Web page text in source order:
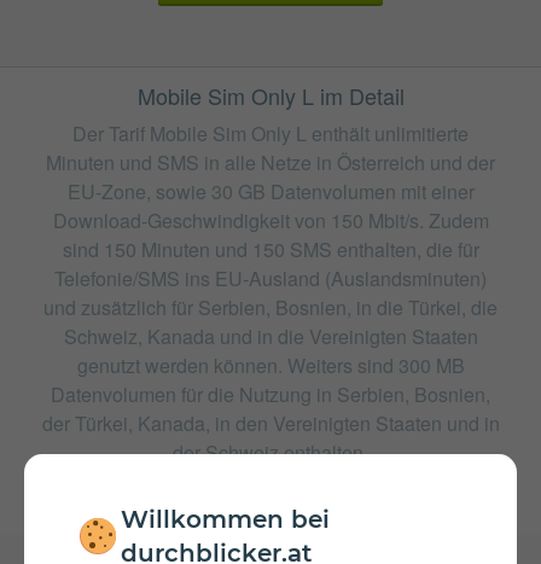
Willkommen bei
durchblicker.at
Mobile Sim Only L im Detail
Der Tarif Mobile Sim Only L enthält unlimitierte
Minuten und SMS in alle Netze in Österreich und der
EU-Zone, sowie 30 GB Datenvolumen mit einer
Download-Geschwindigkeit von 150 Mbit/s. Zudem
sind 150 Minuten und 150 SMS enthalten, die für
Telefonie/SMS ins EU-Ausland (Auslandsminuten)
und zusätzlich für Serbien, Bosnien, in die Türkei, die
Schweiz, Kanada und in die Vereinigten Staaten
genutzt werden können. Weiters sind 300 MB
Datenvolumen für die Nutzung in Serbien, Bosnien,
der Türkei, Kanada, in den Vereinigten Staaten und in
der Schweiz enthalten.